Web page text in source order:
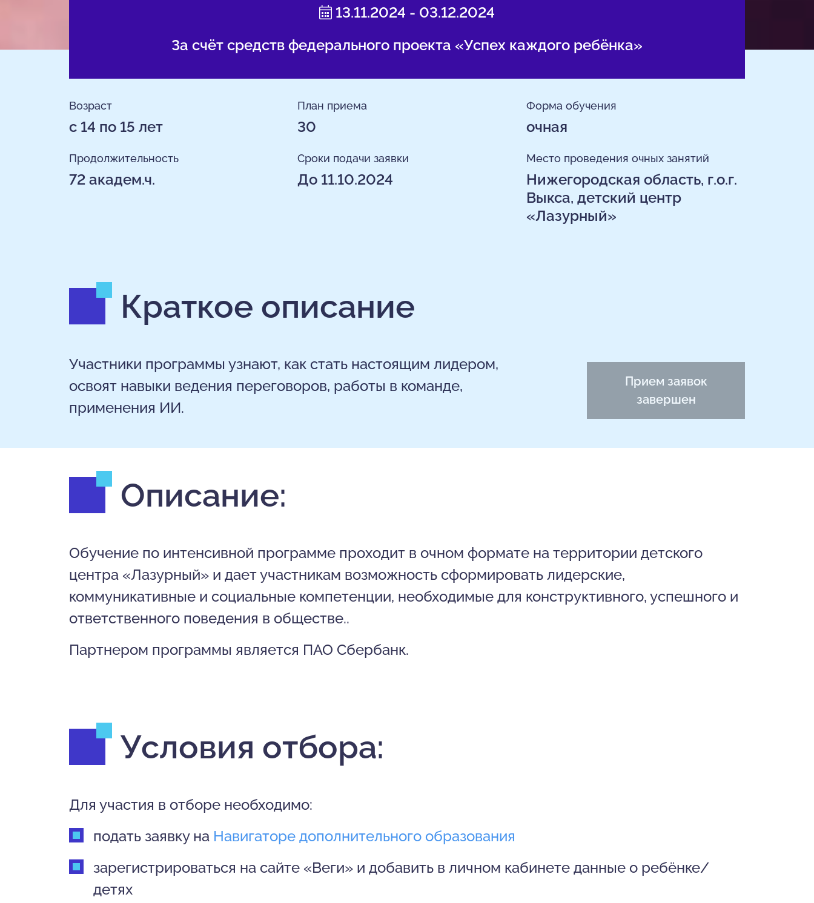
13.11.2024 - 03.12.2024
За счёт средств федерального проекта «Успех каждого ребёнка»
Возраст
с 14 по 15 лет
План приема
30
Форма обучения
очная
Продолжительность
72 академ.ч.
Сроки подачи заявки
До 11.10.2024
Место проведения очных занятий
Нижегородская область, г.о.г.
Выкса, детский центр
«Лазурный»
Краткое описание
Участники программы узнают, как стать настоящим лидером,
освоят навыки ведения переговоров, работы в команде,
применения ИИ.
Прием заявок
завершен
Описание:
Обучение по интенсивной программе проходит в очном формате на территории детского
центра «Лазурный» и дает участникам возможность сформировать лидерские,
коммуникативные и социальные компетенции, необходимые для конструктивного, успешного и
ответственного поведения в обществе..
Партнером программы является ПАО Сбербанк.
Условия отбора:
Для участия в отборе необходимо:
подать заявку на Навигаторе дополнительного образования
зарегистрироваться на сайте «Веги» и добавить в личном кабинете данные о ребёнке/
детях